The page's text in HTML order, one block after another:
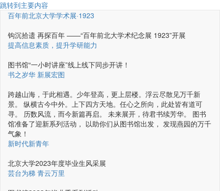
跳转到主要内容
百年前北京大学学术展·1923
钩沉拾遗 再探百年 ——“百年前北大学术纪念展 1923”开展
提高信息素质，提升学研能力
图书馆“一小时讲座”线上线下同步开讲！
书之岁华 新展宏图
跨越山海，于此相遇。少年登高，更上层楼。浮云尽散见万千新
景。 纵横古今中外。上下四方天地。任心之所向，此处皆有道可
寻。 历数风流，而今新篇再启。 未来展开，待君书续芳华。 图书
馆准备了迎新系列活动， 以助你们从图书馆出发， 发现燕园的万千
气象！
新时代新青年
北京大学2023年度毕业生风采展
芸台为梯 青云万里